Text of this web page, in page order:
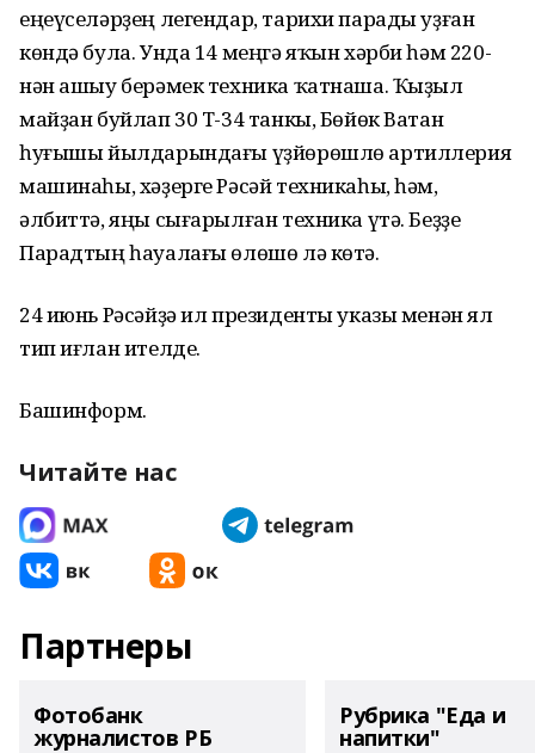
еңеүселәрҙең легендар, тарихи парады уҙған
көндә була. Унда 14 меңгә яҡын хәрби һәм 220-
нән ашыу берәмек техника ҡатнаша. Ҡыҙыл
майҙан буйлап 30 Т-34 танкы, Бөйөк Ватан
һуғышы йылдарындағы үҙйөрөшлө артиллерия
машинаһы, хәҙерге Рәсәй техникаһы, һәм,
әлбиттә, яңы сығарылған техника үтә. Беҙҙе
Парадтың һауалағы өлөшө лә көтә.
24 июнь Рәсәйҙә ил президенты указы менән ял
тип иғлан ителде.
Башинформ.
Читайте нас
Партнеры
Фотобанк
журналистов РБ
Рубрика "Еда и
напитки"